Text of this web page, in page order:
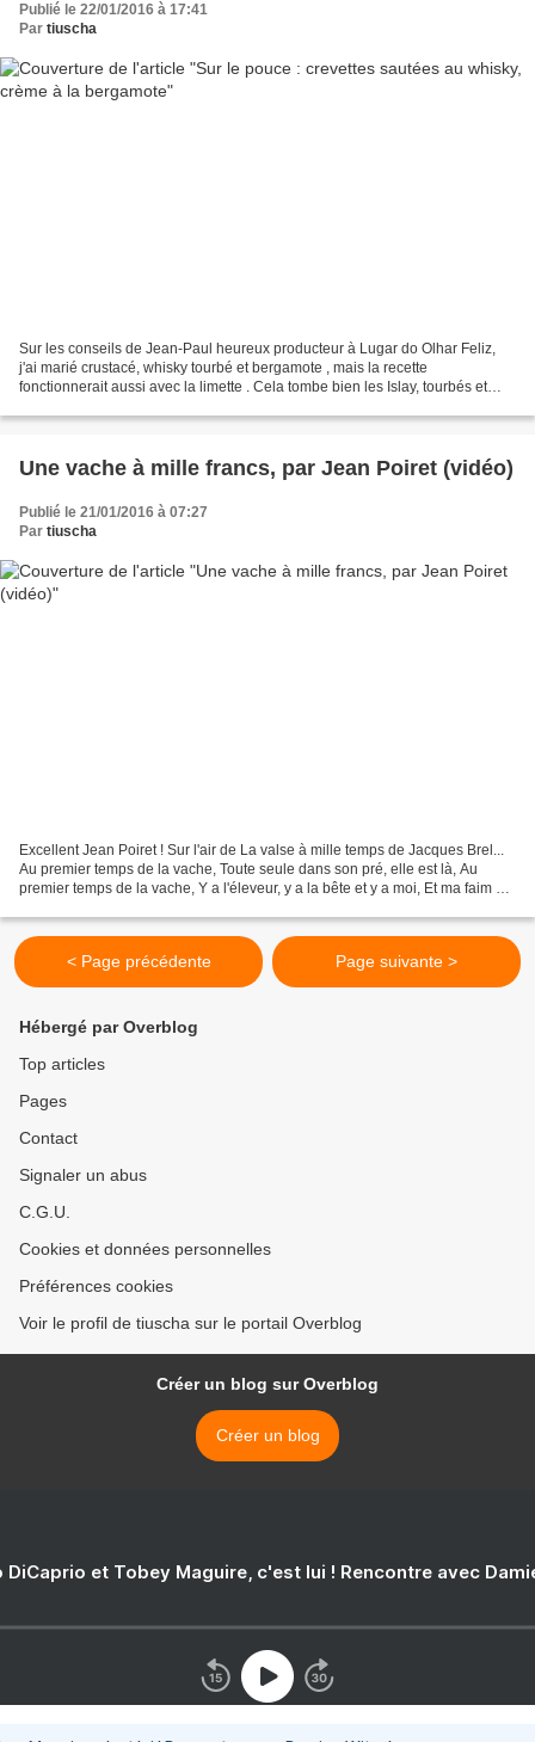
Publié le 22/01/2016 à 17:41
Par tiuscha
Sur les conseils de Jean-Paul heureux producteur à Lugar do Olhar Feliz,
j'ai marié crustacé, whisky tourbé et bergamote , mais la recette
fonctionnerait aussi avec la limette . Cela tombe bien les Islay, tourbés et
Une vache à mille francs, par Jean Poiret (vidéo)
Publié le 21/01/2016 à 07:27
Par tiuscha
Excellent Jean Poiret ! Sur l'air de La valse à mille temps de Jacques Brel...
Au premier temps de la vache, Toute seule dans son pré, elle est là, Au
premier temps de la vache, Y a l'éleveur, y a la bête et y a moi, Et ma faim qui
< Page précédente Page suivante >
Hébergé par Overblog
Top articles
Pages
Contact
Signaler un abus
C.G.U.
Cookies et données personnelles
Préférences cookies
Voir le profil de tiuscha sur le portail Overblog
Créer un blog sur Overblog
Créer un blog
DiCaprio et Tobey Maguire, c'est lui ! Rencontre avec